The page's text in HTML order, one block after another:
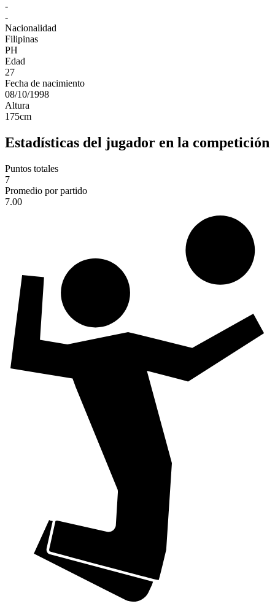
-
-
Nacionalidad
Filipinas
PH
Edad
27
Fecha de nacimiento
08/10/1998
Altura
175cm
Estadísticas del jugador en la competición
Puntos totales
7
Promedio por partido
7.00